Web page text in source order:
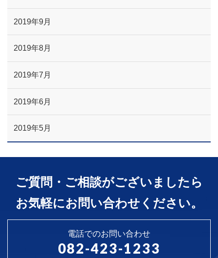
2019年9月
2019年8月
2019年7月
2019年6月
2019年5月
ご質問・ご相談がございましたら
お気軽にお問い合わせください。
電話でのお問い合わせ
082-423-1233